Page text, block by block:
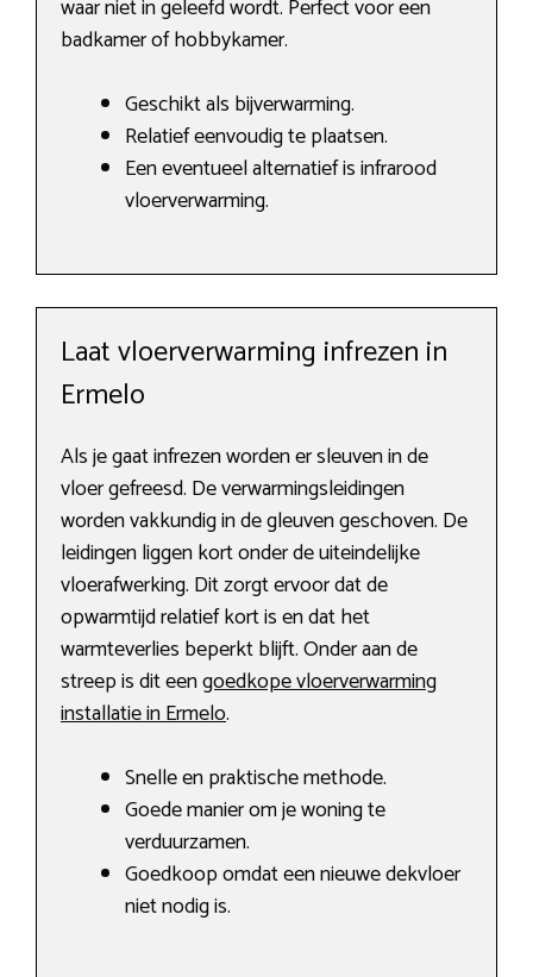
waar niet in geleefd wordt. Perfect voor een
badkamer of hobbykamer.
Geschikt als bijverwarming.
Relatief eenvoudig te plaatsen.
Een eventueel alternatief is infrarood
vloerverwarming.
Laat vloerverwarming infrezen in
Ermelo
Als je gaat infrezen worden er sleuven in de
vloer gefreesd. De verwarmingsleidingen
worden vakkundig in de gleuven geschoven. De
leidingen liggen kort onder de uiteindelijke
vloerafwerking. Dit zorgt ervoor dat de
opwarmtijd relatief kort is en dat het
warmteverlies beperkt blijft. Onder aan de
streep is dit eengoedkope vloerverwarming
installatie in Ermelo.
Snelle en praktische methode.
Goede manier om je woning te
verduurzamen.
Goedkoop omdat een nieuwe dekvloer
niet nodig is.